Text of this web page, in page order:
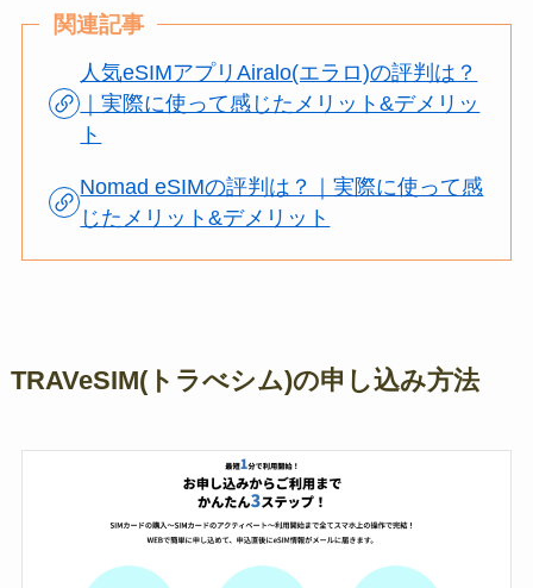
関連記事
人気eSIMアプリAiralo(エラロ)の評判は？
｜実際に使って感じたメリット&デメリッ
ト
Nomad eSIMの評判は？｜実際に使って感
じたメリット&デメリット
TRAVeSIM(トラべシム)の申し込み方法